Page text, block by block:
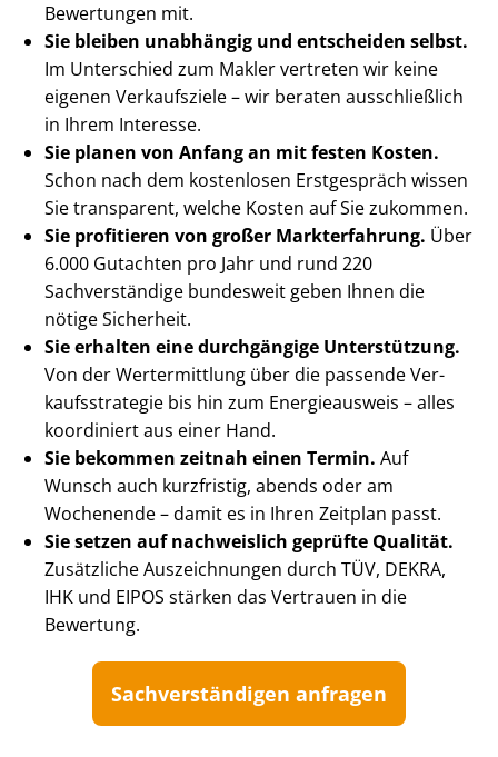
Bewertungen mit.
Sie bleiben unabhängig und entscheiden selbst.
Im Unterschied zum Makler vertreten wir keine
eigenen Verkaufsziele – wir beraten ausschließlich
in Ihrem Interesse.
Sie planen von Anfang an mit festen Kosten.
Schon nach dem kostenlosen Erstgespräch wissen
Sie transparent, welche Kosten auf Sie zukommen.
Sie profitieren von großer Markterfahrung. Über
6.000 Gutachten pro Jahr und rund 220
Sachverständige bundesweit geben Ihnen die
nötige Sicherheit.
Sie erhalten eine durchgängige Unterstützung.
Von der Wertermittlung über die passende Ver­
kaufs­stra­te­gie bis hin zum Energieausweis – alles
koordiniert aus einer Hand.
Sie bekommen zeitnah einen Termin. Auf
Wunsch auch kurzfristig, abends oder am
Wochenende – damit es in Ihren Zeitplan passt.
Sie setzen auf nachweislich geprüfte Qualität.
Zusätzliche Auszeichnungen durch TÜV, DEKRA,
IHK und EIPOS stärken das Vertrauen in die
Bewertung.
Sach­ver­stän­di­gen anfragen